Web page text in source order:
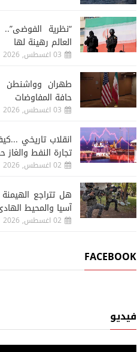
“نظرية
العالم رهينة لها
03 اغسطس, 2026
طهران وواشنطن
حافة المفاوضات
03 اغسطس, 2026
انقلاب تاريخي
تجارة النفط والغاز
02 اغسطس, 2026
هل تتراجع
آسيا والمحيط
02 اغسطس, 2026
FACEBOOK
فيديو